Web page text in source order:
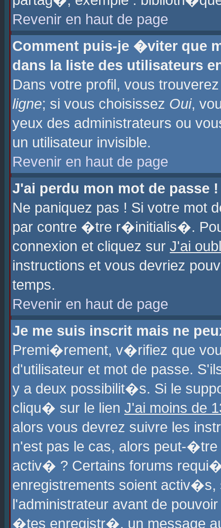
Revenir en haut de page
Comment puis-je �viter que
dans la liste des utilisateurs
Dans votre profil, vous
ligne; si vous choisissez Oui,
yeux des administrateurs ou
un utilisateur invisible.
Revenir en haut de page
J'ai perdu mon mot de passe !
Ne paniquez pas ! Si votre
par contre �tre r�initialis�.
connexion et cliquez sur J'ai
instructions et vous devriez
temps.
Revenir en haut de page
Je me suis inscrit mais ne
Premi�rement, v�rifiez que
d'utilisateur et mot de passe.
y a deux possibilit�s. Si le
cliqu� sur le lien J'ai moins de
alors vous devrez suivre les
n'est pas le cas, alors peut-
activ� ? Certains forums
enregistrements soient
l'administrateur avant de
�tes enregistr�, un message